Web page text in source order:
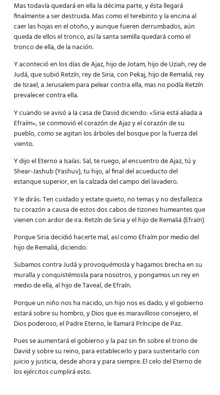
Mas todavía quedará en ella la décima parte, y ésta llegará
finalmente a ser destruida. Mas como el terebinto y la encina al
caer las hojas en el otoño, y aunque fueren derrumbados, aún
queda de ellos el tronco, así la santa semilla quedará como el
tronco de ella, de la nación.
Y aconteció en los días de Ajaz, hijo de Jotam, hijo de Uziah, rey de
Judá, que subió Retzín, rey de Siria, con Pekaj, hijo de Remaliá, rey
de Israel, a Jerusalem para pelear contra ella, mas no podía Retzín
prevalecer contra ella.
Y cuando se avisó a la casa de David diciendo: «Siria está aliada a
Efraím», se conmovió el corazón de Ajaz y el corazón de su
pueblo, como se agitan los árboles del bosque por la fuerza del
viento.
Y dijo el Eterno a Isaías: Sal, te ruego, al encuentro de Ajaz, tú y
Shear-Jashub (Yashuv), tu hijo, al final del acueducto del
estanque superior, en la calzada del campo del lavadero.
Y le dirás: Ten cuidado y estate quieto, no temas y no desfallezca
tu corazón a causa de estos dos cabos de tizones humeantes que
vienen con ardor de ira: Retzín de Siria y el hijo de Remaliá (Efraín)
Porque Siria decidió hacerte mal, así como Efraím por medio del
hijo de Remaliá, diciendo:
Subamos contra Judá y provoquémosla y hagamos brecha en su
muralla y conquistémosla para nosotros, y pongamos un rey en
medio de ella, al hijo de Taveal, de Efraín.
Porque un niño nos ha nacido, un hijo nos es dado; y el gobierno
estará sobre su hombro, y Dios que es maravilloso consejero, el
Dios poderoso, el Padre Eterno, le llamará Príncipe de Paz.
Pues se aumentará el gobierno y la paz sin fin sobre el trono de
David y sobre su reino, para establecerlo y para sustentarlo con
juicio y justicia, desde ahora y para siempre. El celo del Eterno de
los ejércitos cumplirá esto.